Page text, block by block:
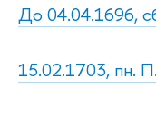
До 04.04.1696,
15.02.1703, пн.